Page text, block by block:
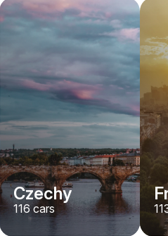
Ferrari
F8 Spider
2022• kabriolet, sport
RNWMPA4V
Czechy
116cars